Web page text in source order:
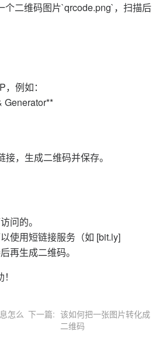
个二维码图片`qrcode.png`，扫描后
例如：
Generator**
，生成二维码并保存。
问的。
使用短链接服务（如 [bit.ly]
再生成二维码。
怎么 下一篇: 该如何把一张图片转化成
二维码